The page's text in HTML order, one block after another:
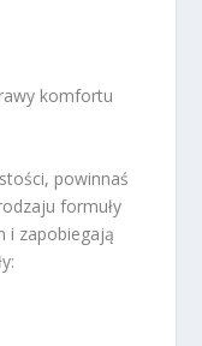
komfortu
powinnaś
formuły
i zapobiegają